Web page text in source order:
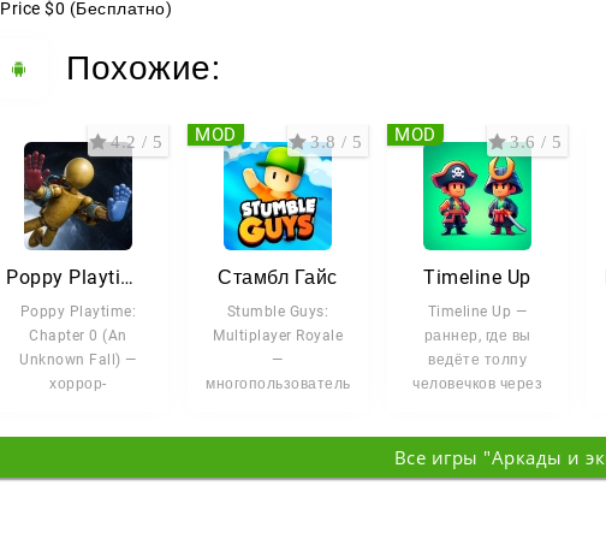
Price $0 (Бесплатно)
Похожие:
Poppy Playtime: Chapter 0
Poppy Playtime:
Chapter 0 (An
Unknown Fall) —
хоррор-
4.2 / 5
Стамбл Гайс
Stumble Guys:
Multiplayer Royale
—
многопользовательская
3.8 / 5
MOD
Timeline Up
Timeline Up —
раннер, где вы
ведёте толпу
человечков через
путешествуете
3.6 / 5
MOD
Все игры "Аркады и